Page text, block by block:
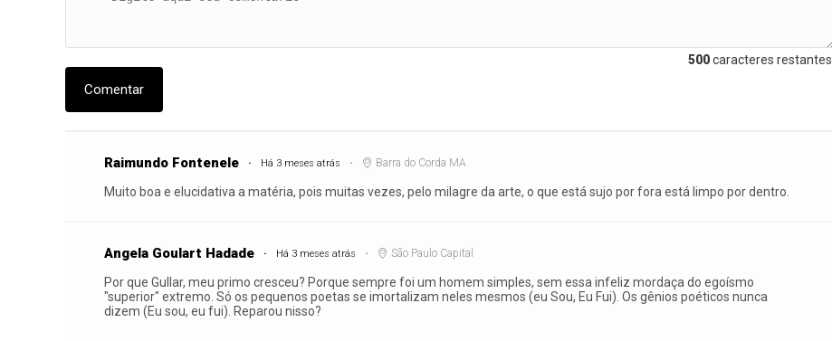
500caracteres restantes.
Comentar
Raimundo Fontenele Há 3 meses atrás Barra do Corda MA
Muito boa e elucidativa a matéria, pois muitas vezes, pelo milagre da arte, o que está sujo por fora está limpo por dentro.
Angela Goulart Hadade Há 3 meses atrás São Paulo Capital
Por que Gullar, meu primo cresceu? Porque sempre foi um homem simples, sem essa infeliz mordaça do egoísmo
"superior" extremo. Só os pequenos poetas se imortalizam neles mesmos (eu Sou, Eu Fui). Os gênios poéticos nunca
dizem (Eu sou, eu fui). Reparou nisso?